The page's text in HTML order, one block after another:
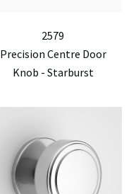
2579
Precision Centre Door
Knob - Starburst